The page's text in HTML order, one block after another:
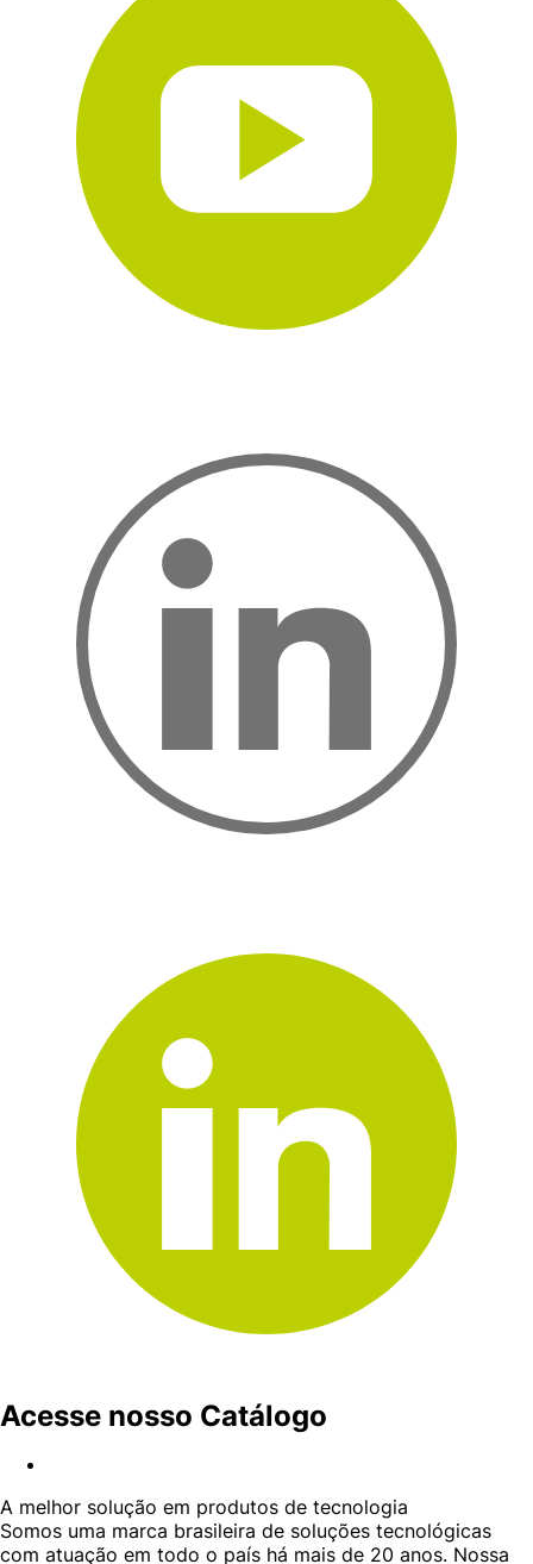
Acesse nosso Catálogo
A melhor solução em produtos de tecnologia
Somos uma marca brasileira de soluções tecnológicas
com atuação em todo o país há mais de 20 anos. Nossa